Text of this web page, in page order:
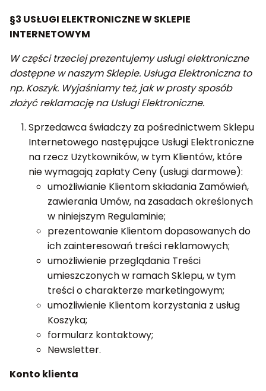
§3 USŁUGI ELEKTRONICZNE W SKLEPIE
INTERNETOWYM
W części trzeciej prezentujemy usługi elektroniczne
dostępne w naszym Sklepie. Usługa Elektroniczna to
np. Koszyk. Wyjaśniamy też, jak w prosty sposób
złożyć reklamację na Usługi Elektroniczne.
Sprzedawca świadczy za pośrednictwem Sklepu
Internetowego następujące Usługi Elektroniczne
na rzecz Użytkowników, w tym Klientów, które
nie wymagają zapłaty Ceny (usługi darmowe):
umożliwianie Klientom składania Zamówień,
zawierania Umów, na zasadach określonych
w niniejszym Regulaminie;
prezentowanie Klientom dopasowanych do
ich zainteresowań treści reklamowych;
umożliwienie przeglądania Treści
umieszczonych w ramach Sklepu, w tym
treści o charakterze marketingowym;
umożliwienie Klientom korzystania z usług
Koszyka;
formularz kontaktowy;
Newsletter.
Konto klienta